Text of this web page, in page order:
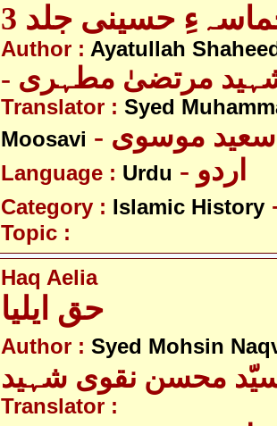
حسینی جلد 3
Author : Ayatullah
شہید مرتضیٰ مطہری
Translator : Syed
Moosavi
سعید موسوی
Language : Urdu - اردو
Category : Islamic History
Topic :
Haq Aelia
حق ایلیا
Author : Syed Mohsin
محسن نقوی شہید
Translator :